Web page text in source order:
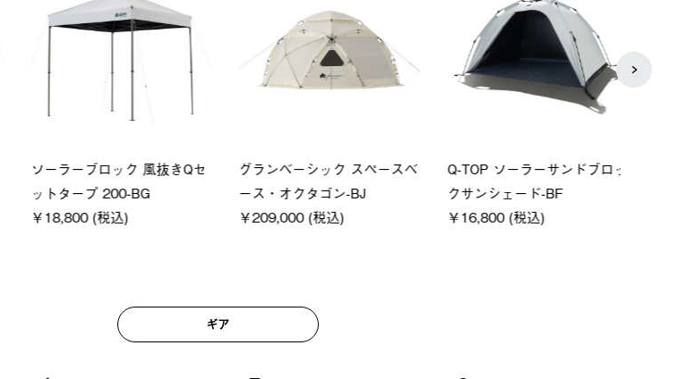
ソーラーブロック 風抜きQセ
ットタープ 200-BG
￥18,800 (税込)
グランベーシック スペースベ
ース・オクタゴン-BJ
￥209,000 (税込)
Q-TOP ソーラーサンドブロッ
クサンシェード-BF
￥16,800 (税込)
ギア